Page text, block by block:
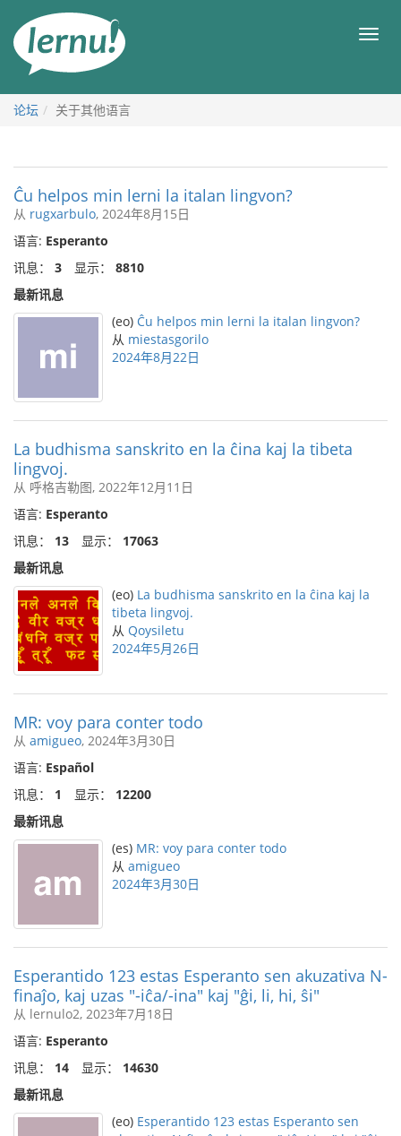
目
论坛 关于其他语言
Ĉu helpos min lerni la italan lingvon?
从 rugxarbulo, 2024年8月15日
语言: Esperanto
讯息： 3 显示： 8810
最新讯息
(eo) Ĉu helpos min lerni la italan lingvon?
从 miestasgorilo
2024年8月22日
La budhisma sanskrito en la ĉina kaj la tibeta
lingvoj.
从 呼格吉勒图, 2022年12月11日
语言: Esperanto
讯息： 13 显示： 17063
最新讯息
(eo) La budhisma sanskrito en la ĉina kaj la
tibeta lingvoj.
从 Qoysiletu
2024年5月26日
MR: voy para conter todo
从 amigueo, 2024年3月30日
语言: Español
讯息： 1 显示： 12200
最新讯息
(es) MR: voy para conter todo
从 amigueo
2024年3月30日
Esperantido 123 estas Esperanto sen akuzativa N-
finaĵo, kaj uzas "-iĉa/-ina" kaj "ĝi, li, hi, ŝi"
从 lernulo2, 2023年7月18日
语言: Esperanto
讯息： 14 显示： 14630
最新讯息
(eo) Esperantido 123 estas Esperanto sen